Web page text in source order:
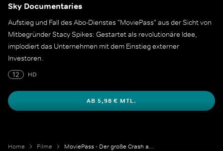
Sky Documentaries
Aufstieg und Fall des Abo-Dienstes "MoviePass" aus der Sicht von
Mitbegründer Stacy Spikes: Gestartet als revolutionäre Idee,
implodiert das Unternehmen mit dem Einstieg externer
Investoren.
12
HD
AB 5,98 € MTL.
Home Filme MoviePass - Der große Crash an der Kinokasse